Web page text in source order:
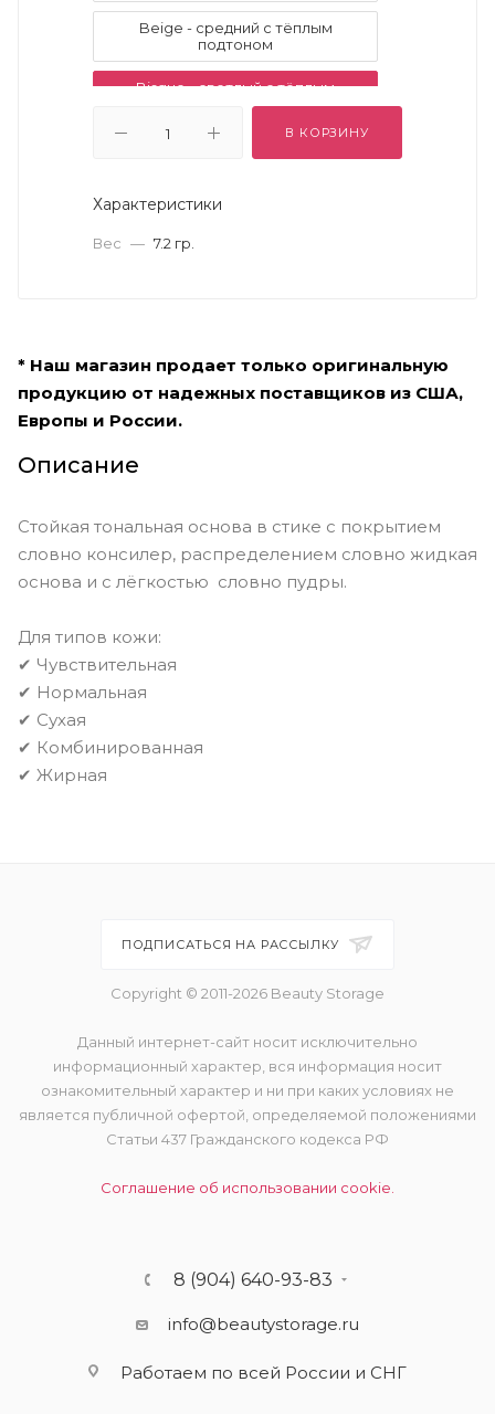
Beige - средний с тёплым
подтоном
Bisque - светлый с тёплым
подтоном
подтоном
Buff - светлый с тёплым подтоном
Chestnut - тёмный с натуральным
Espresso Golden
Golden Almond
Nude Porcelain Sable
Walnut
Warm Ivory
В КОРЗИНУ
Характеристики
Вес — 7.2 гр.
* Наш магазин продает только оригинальную
продукцию от надежных поставщиков из США,
Европы и России.
Описание
Стойкая тональная основа в стике с покрытием
словно консилер, распределением словно жидкая
основа и с лёгкостью словно пудры.
Для типов кожи:
✔ Чувствительная
✔ Нормальная
✔ Сухая
✔ Комбинированная
✔ Жирная
ПОДПИСАТЬСЯ НА РАССЫЛКУ
Copyright © 2011-2026 Beauty Storage
Данный интернет-сайт носит исключительно
информационный характер, вся информация носит
ознакомительный характер и ни при каких условиях не
является публичной офертой, определяемой положениями
Статьи 437 Гражданского кодекса РФ
Соглашение об использовании cookie.
8 (904) 640-93-83
info@beautystorage.ru
Работаем по всей России и СНГ